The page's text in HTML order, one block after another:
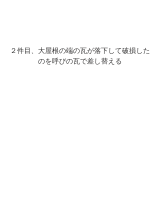
２件目、大屋根の端の瓦が落下して破損した
のを呼びの瓦で差し替える